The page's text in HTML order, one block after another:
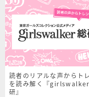
読者のリアルな声からト
を読み解く『
研』